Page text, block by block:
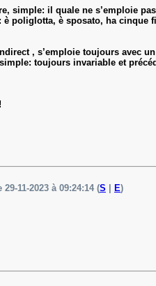
simple: il quale ne s’emploie
poliglotta, è sposato, ha
, s’emploie toujours avec
toujours invariable et
11-2023 à 09:24:14 (S E)